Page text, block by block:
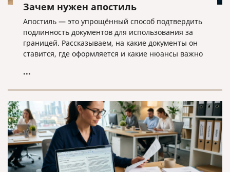
Зачем нужен апостиль
Апостиль — это упрощённый способ подтвердить
подлинность документов для использования за
границей. Рассказываем, на какие документы он
ставится, где оформляется и какие нюансы важно
...